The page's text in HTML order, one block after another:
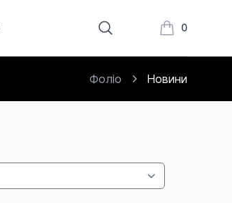
0
Книжки в
Фоліо Новини